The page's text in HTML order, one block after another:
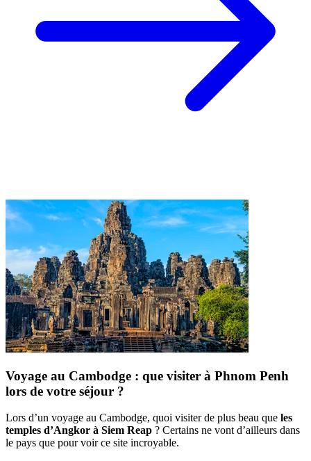
Voyage au Cambodge : que visiter à Phnom Penh
lors de votre séjour ?
Lors d’un voyage au Cambodge, quoi visiter de plus beau que les
temples d’Angkor à Siem Reap ? Certains ne vont d’ailleurs dans
le pays que pour voir ce site incroyable.